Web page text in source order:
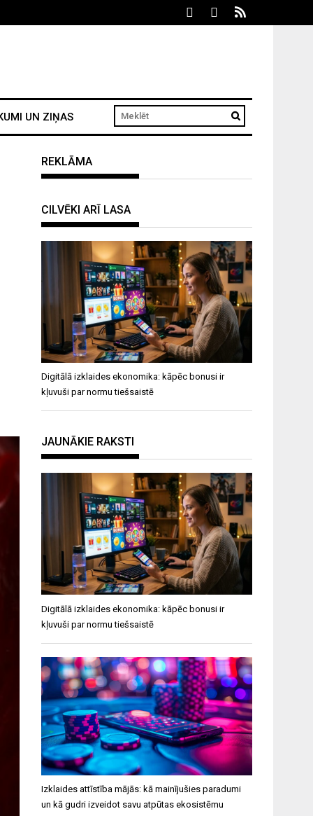
UN ZIŅAS
REKLĀMA
CILVĒKI ARĪ LASA
Digitālā izklaides ekonomika: kāpēc bonusi ir
kļuvuši par normu tiešsaistē
JAUNĀKIE RAKSTI
Digitālā izklaides ekonomika: kāpēc bonusi ir
kļuvuši par normu tiešsaistē
Izklaides attīstība mājās: kā mainījušies paradumi
un kā gudri izveidot savu atpūtas ekosistēmu